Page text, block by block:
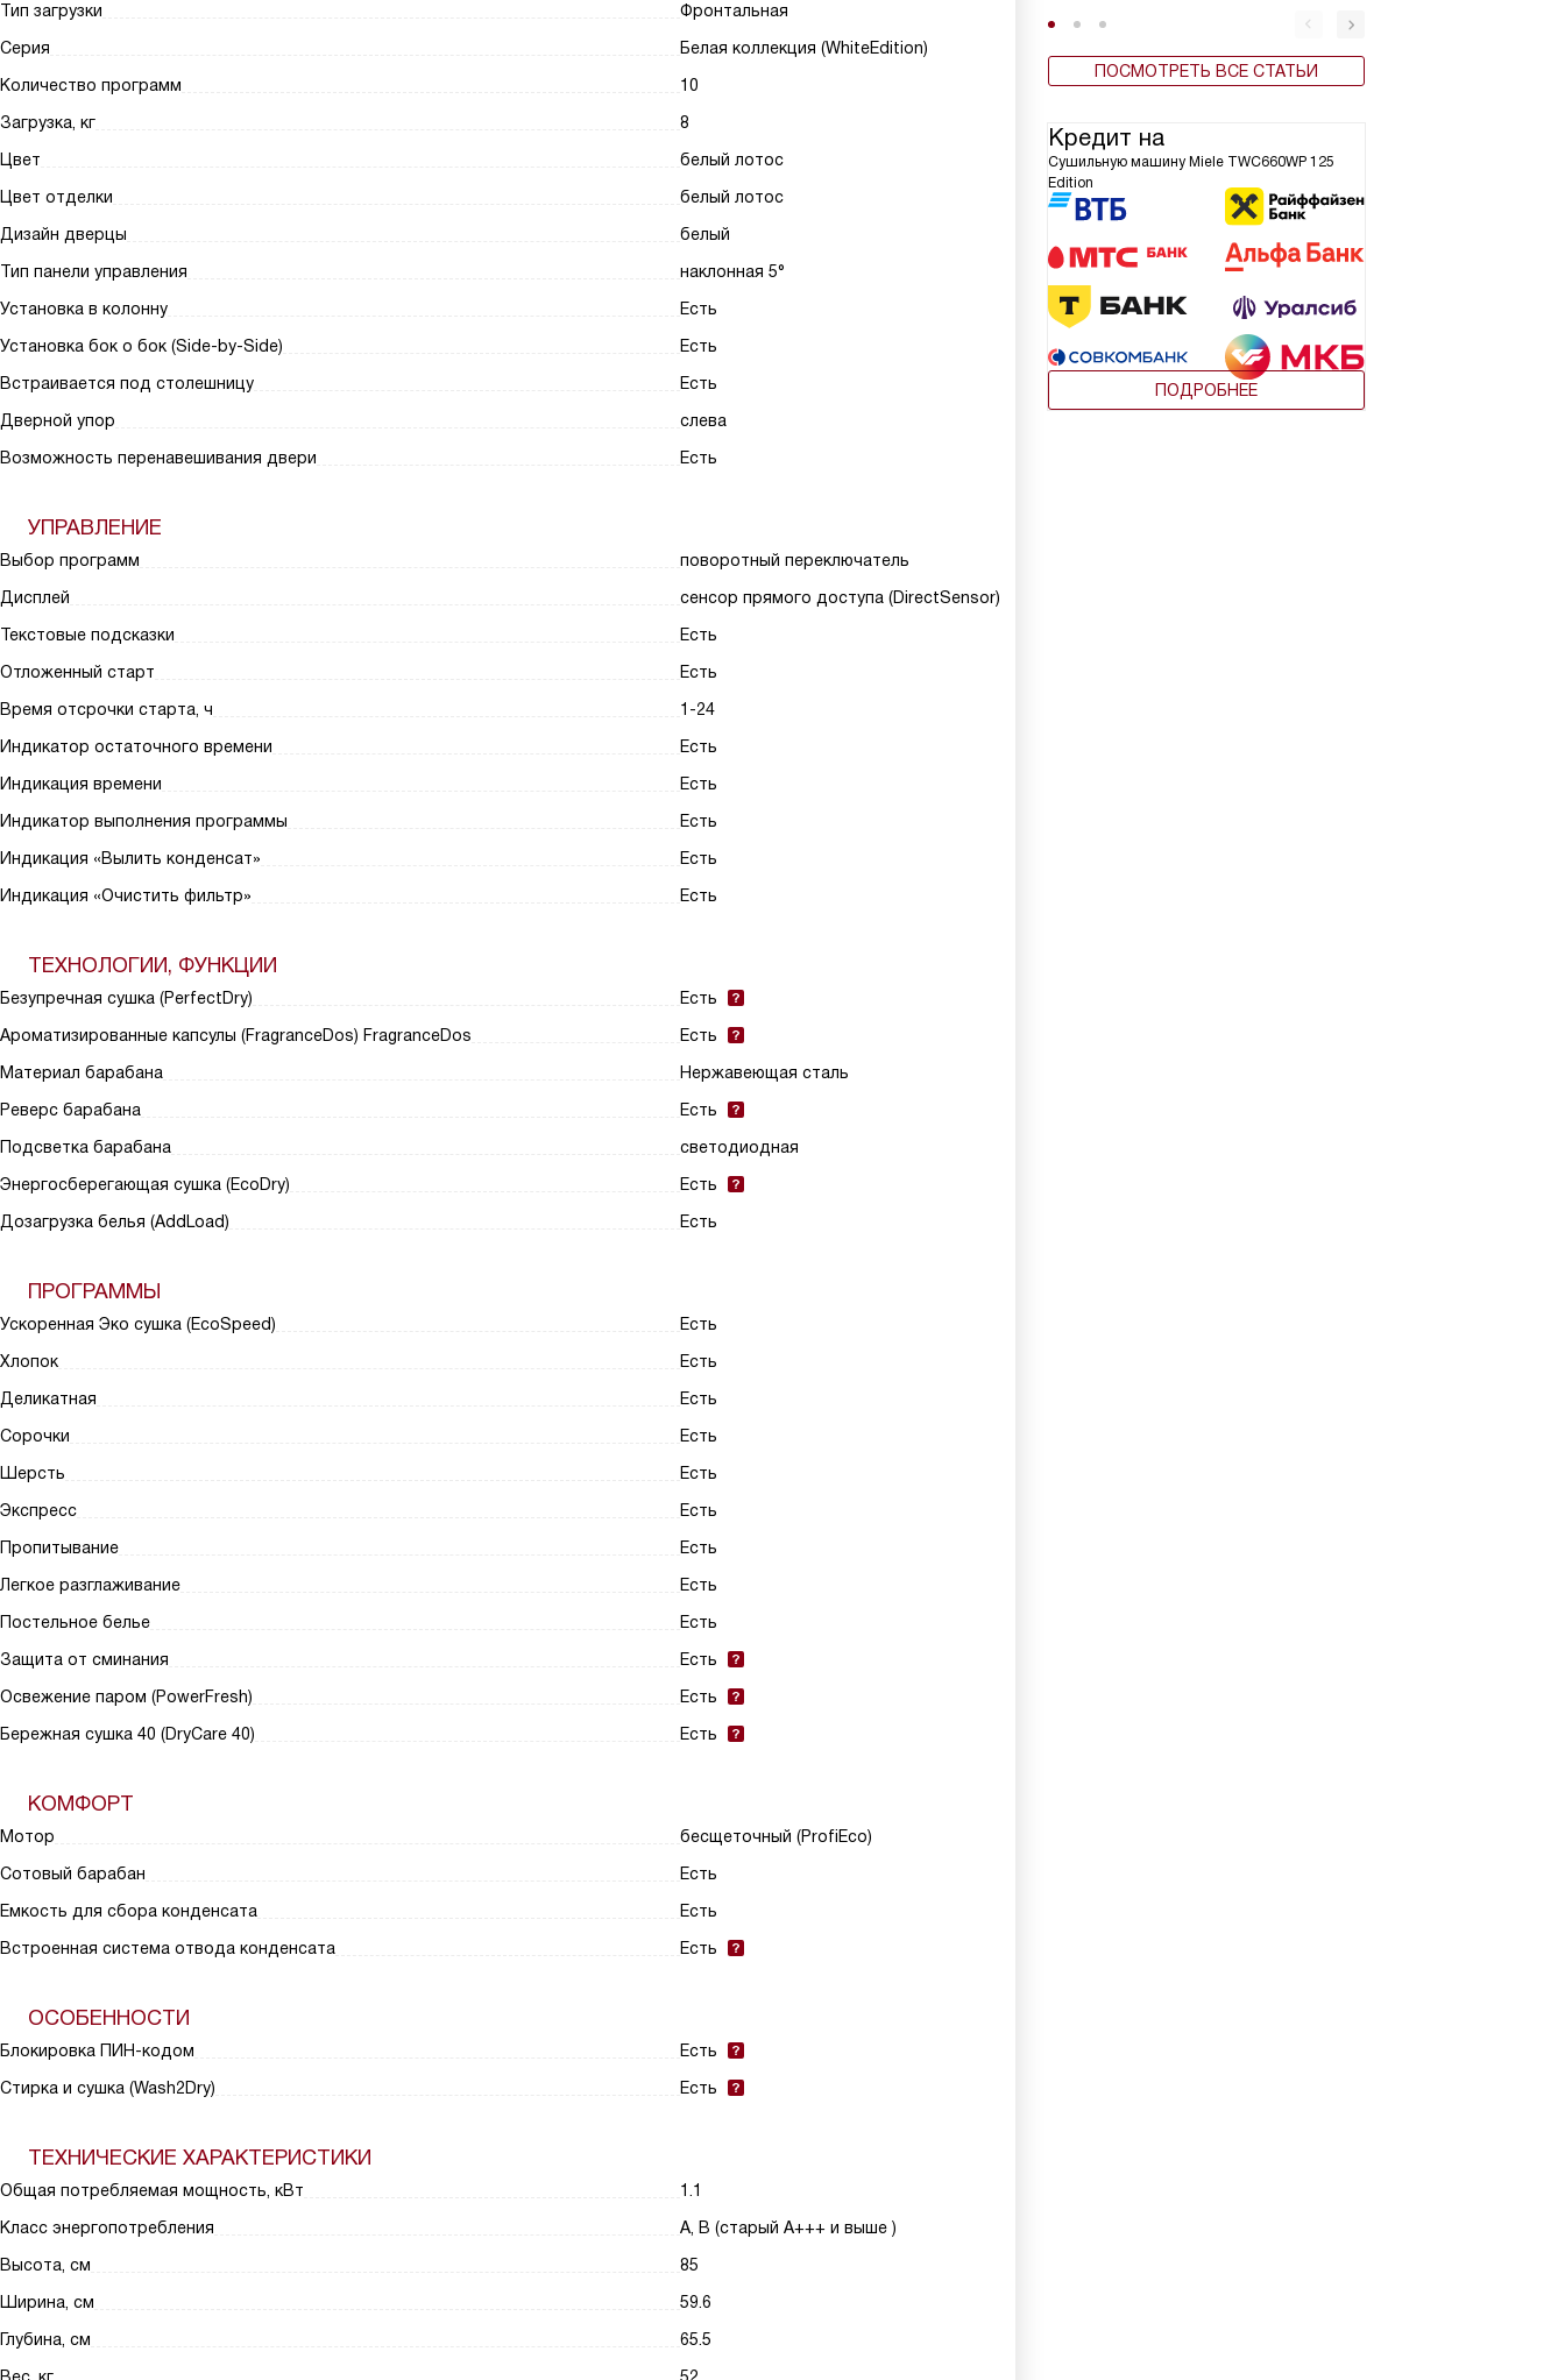
ПОСМОТРЕТЬ ВСЕ СТАТЬИ
Кредит на
Сушильную машину Miele TWC660WP 125
Edition
ПОДРОБНЕЕ
Тип загрузки
Фронтальная
Серия
Белая коллекция (WhiteEdition)
Количество программ
10
Загрузка, кг
8
Цвет
белый лотос
Цвет отделки
белый лотос
Дизайн дверцы
белый
Тип панели управления
наклонная 5°
Установка в колонну
Есть
Установка бок о бок (Side-by-Side)
Есть
Встраивается под столешницу
Есть
Дверной упор
слева
Возможность перенавешивания двери
Есть
УПРАВЛЕНИЕ
Выбор программ
поворотный переключатель
Дисплей
сенсор прямого доступа (DirectSensor)
Текстовые подсказки
Есть
Отложенный старт
Есть
Время отсрочки старта, ч
1-24
Индикатор остаточного времени
Есть
Индикация времени
Есть
Индикатор выполнения программы
Есть
Индикация «Вылить конденсат»
Есть
Индикация «Очистить фильтр»
Есть
ТЕХНОЛОГИИ, ФУНКЦИИ
Безупречная сушка (PerfectDry)
Есть
Ароматизированные капсулы (FragranceDos) FragranceDos
Есть
Материал барабана
Нержавеющая сталь
Реверс барабана
Есть
Подсветка барабана
светодиодная
Энергосберегающая сушка (EcoDry)
Есть
Дозагрузка белья (AddLoad)
Есть
ПРОГРАММЫ
Ускоренная Эко сушка (EcoSpeed)
Есть
Хлопок
Есть
Деликатная
Есть
Сорочки
Есть
Шерсть
Есть
Экспресс
Есть
Пропитывание
Есть
Легкое разглаживание
Есть
Постельное белье
Есть
Защита от сминания
Есть
Освежение паром (PowerFresh)
Есть
Бережная сушка 40 (DryCare 40)
Есть
КОМФОРТ
Мотор
бесщеточный (ProfiEco)
Сотовый барабан
Есть
Емкость для сбора конденсата
Есть
Встроенная система отвода конденсата
Есть
ОСОБЕННОСТИ
Блокировка ПИН-кодом
Есть
Стирка и сушка (Wash2Dry)
Есть
ТЕХНИЧЕСКИЕ ХАРАКТЕРИСТИКИ
Общая потребляемая мощность, кВт
1.1
Класс энергопотребления
A, B (старый A+++ и выше )
Высота, см
85
Ширина, см
59.6
Глубина, см
65.5